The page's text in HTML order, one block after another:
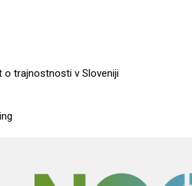
o trajnostnosti v Sloveniji